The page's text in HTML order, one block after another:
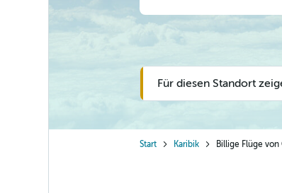
Für diesen Standort
Start Karibik Billige Flüge von